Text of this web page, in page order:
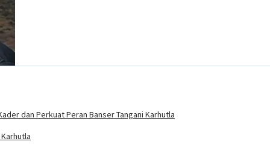
dan Perkuat Peran Banser Tangani Karhutla